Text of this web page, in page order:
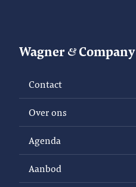
Wagner Company
Contact
Over ons
Agenda
Aanbod